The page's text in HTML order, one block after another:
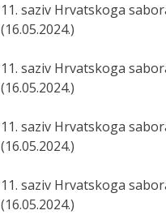
11. saziv Hrvatskoga
(16.05.2024.)
11. saziv Hrvatskoga
(16.05.2024.)
11. saziv Hrvatskoga
(16.05.2024.)
11. saziv Hrvatskoga
(16.05.2024.)